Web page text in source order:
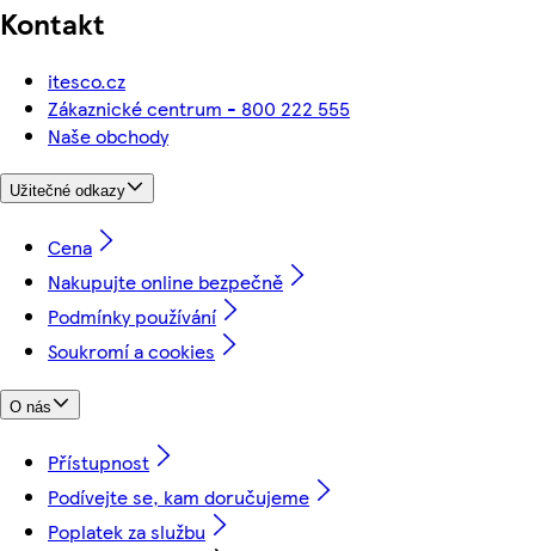
Kontakt
itesco.cz
Zákaznické centrum - 800 222 555
Naše obchody
Užitečné odkazy
Cena
Nakupujte online bezpečně
Podmínky používání
Soukromí a cookies
O nás
Přístupnost
Podívejte se, kam doručujeme
Poplatek za službu